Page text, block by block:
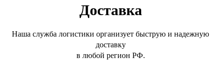
Доставка
Наша служба логистики организует быструю и надежную
доставку
в любой регион РФ.